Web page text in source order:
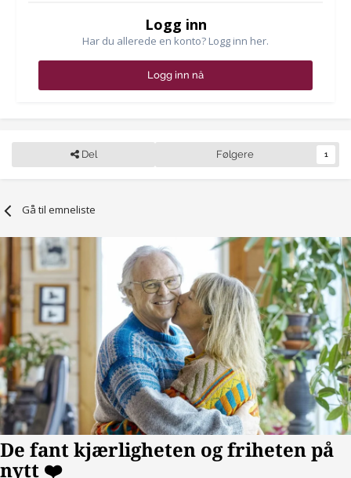
Logg inn
Har du allerede en konto? Logg inn her.
Logg inn nå
Del Følgere 1
Gå til emneliste